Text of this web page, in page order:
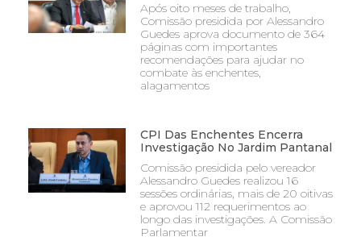
Após oito meses de trabalho,
Comissão presidida por Alessandro
Guedes aprova documento de 364
páginas com importantes
recomendações para ajudar no
combate às enchentes,
alagamentos
CPI Das Enchentes Encerra
Investigação No Jardim Pantanal
Comissão presidida pelo vereador
Alessandro Guedes realizou 16
sessões ordinárias, mais de 20 oitivas
e aprovou 112 requerimentos ao
longo das investigações. A Comissão
Parlamentar